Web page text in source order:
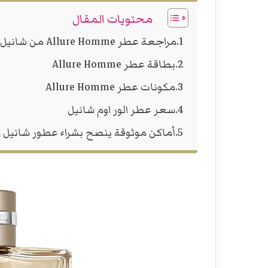
محتويات المقال
مراجعة عطر Allure Homme من شانيل
بطاقة عطر Allure Homme
مكونات عطر Allure Homme
سعر عطر الور اوم شانيل
أماكن موثوقة ينصح بشراء عطور شانيل